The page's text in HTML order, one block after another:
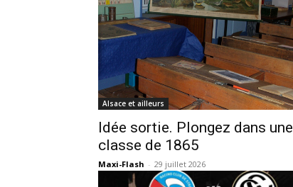
Alsace et ailleurs
Idée sortie. Plongez dans une
classe de 1865
Maxi-Flash - 29 juillet 2026